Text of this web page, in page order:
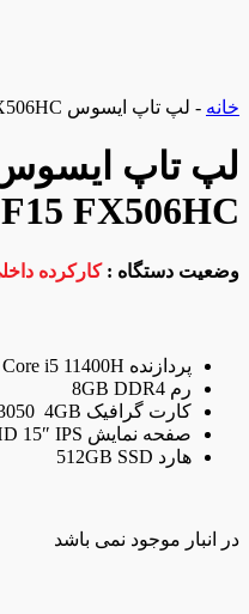
خانه - لپ تاپ ایسوس ASUS TUF Gaming F15 FX506HC
FX506HC
وضعیت دستگاه : کارکرده داخلی ( 29 روز
پردازنده Core i5 11400H
رم 8GB DDR4
کارت گرافیک Nvidia RTX 3050 4GB
صفحه نمایش FullHD 15″ IPS
هارد 512GB SSD
در انبار موجود نمی باشد